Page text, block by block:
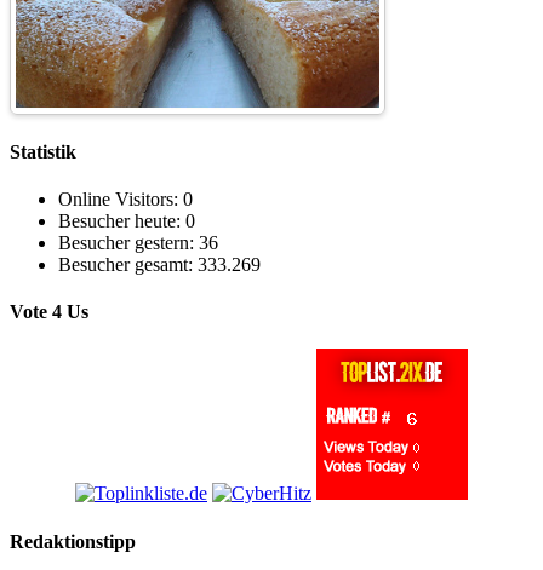
Statistik
Online Visitors: 0
Besucher heute: 0
Besucher gestern: 36
Besucher gesamt: 333.269
Vote 4 Us
Redaktionstipp